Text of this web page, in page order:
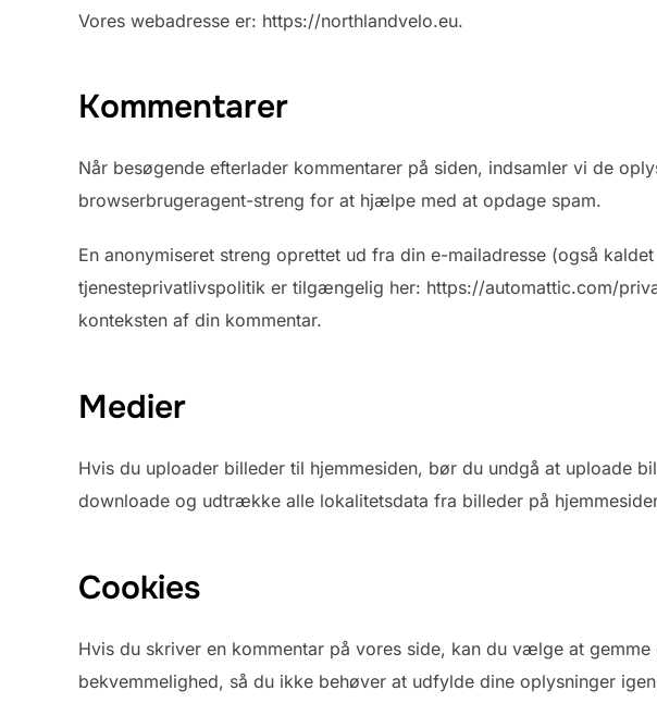
Vores webadresse er: https://northlandvelo.eu.
Kommentarer
Når besøgende efterlader kommentarer på siden, indsamler vi de
browserbrugeragent-streng for at hjælpe med at opdage spam.
En anonymiseret streng oprettet ud fra din e-mailadresse (også
tjenesteprivatlivspolitik er tilgængelig her: https://automattic.com/
konteksten af din kommentar.
Medier
Hvis du uploader billeder til hjemmesiden, bør du undgå at uploade
downloade og udtrække alle lokalitetsdata fra billeder på
Cookies
Hvis du skriver en kommentar på vores side, kan du vælge at
bekvemmelighed, så du ikke behøver at udfylde dine oplysninger